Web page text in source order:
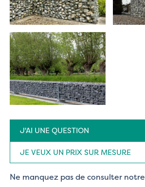
demande
(Nécessaire)
J'AI UNE QUESTION
JE VEUX UN PRIX SUR MESURE
Ne manquez pas de consulter notre